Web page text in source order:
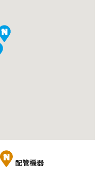
配管機器